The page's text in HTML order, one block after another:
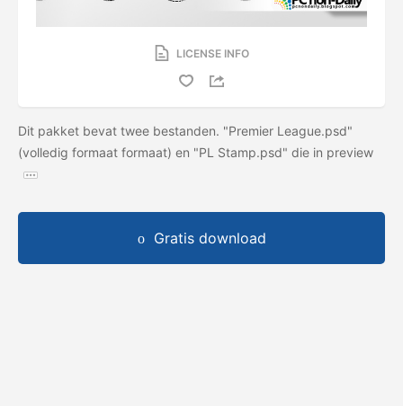
LICENSE INFO
Dit pakket bevat twee bestanden. "Premier League.psd"
(volledig formaat formaat) en "PL Stamp.psd" die in preview
Gratis download